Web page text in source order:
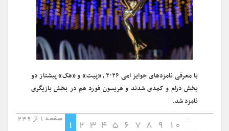
با معرفی نامزدهای جوایز امی ۲۰۲۶، «پیت» و «هک‌» پیشتاز دو
بخش درام و کمدی شدند و هریسون فورد هم در بخش بازیگری
نامزد شد.
صفحه 1 از 249
1 2 3 4 5 6 7 8 9 10
...